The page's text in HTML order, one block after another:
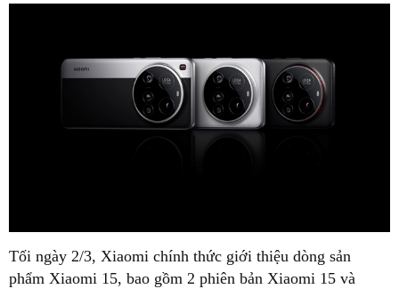
Tối ngày 2/3, Xiaomi chính thức giới thiệu dòng sản
phẩm Xiaomi 15, bao gồm 2 phiên bản Xiaomi 15 và